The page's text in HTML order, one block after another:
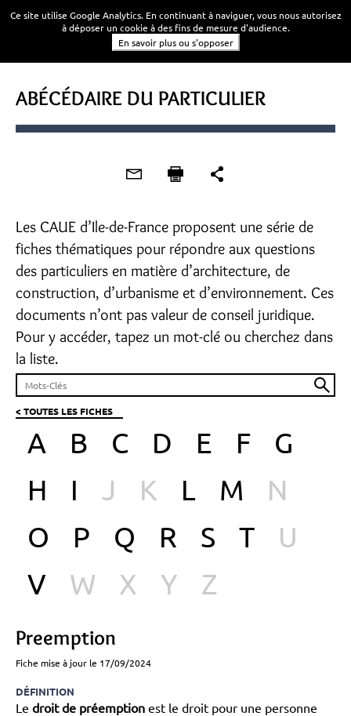
ABÉCÉDAIRE DU PARTICULIER
Les CAUE d’Ile-de-France proposent une série de
fiches thématiques pour répondre aux questions
des particuliers en matière d’architecture, de
construction, d’urbanisme et d’environnement. Ces
documents n’ont pas valeur de conseil juridique.
Pour y accéder, tapez un mot-clé ou cherchez dans
la liste.
< TOUTES LES FICHES
A B C D E F
G
H
I J K L M
N
O
P Q R S T
U
V
W X Y Z
Preemption
Fiche mise à jour le 17/09/2024
DÉFINITION
Le droit de préemption est le droit pour une personne
Ce site utilise Google Analytics. En continuant à naviguer, vous nous autorisez
à déposer un cookie à des fins de mesure d'audience.
En savoir plus ou s'opposer